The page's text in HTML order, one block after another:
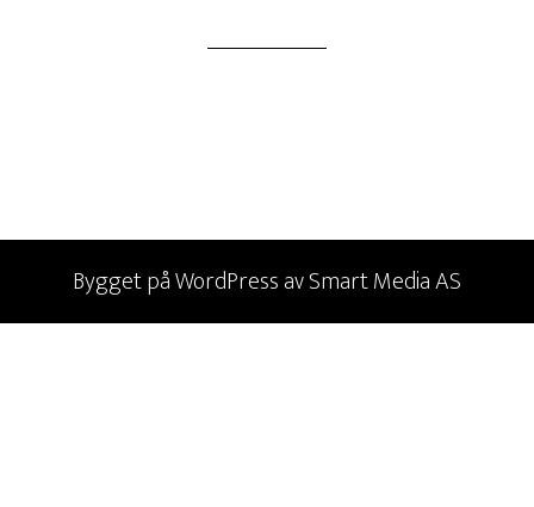
Bygget påWordPressavSmart Media AS